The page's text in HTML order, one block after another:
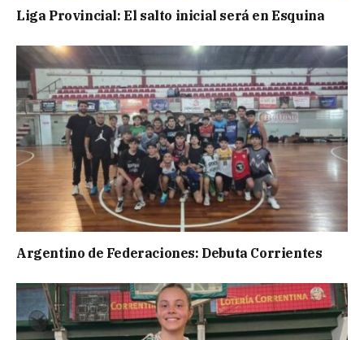
Liga Provincial: El salto inicial será en Esquina
Argentino de Federaciones: Debuta Corrientes